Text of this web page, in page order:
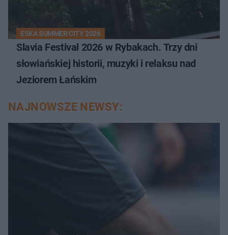
ESKA SUMMER CITY 2026
Slavia Festival 2026 w Rybakach. Trzy dni
słowiańskiej historii, muzyki i relaksu nad
Jeziorem Łańskim
NAJNOWSZE NEWSY: